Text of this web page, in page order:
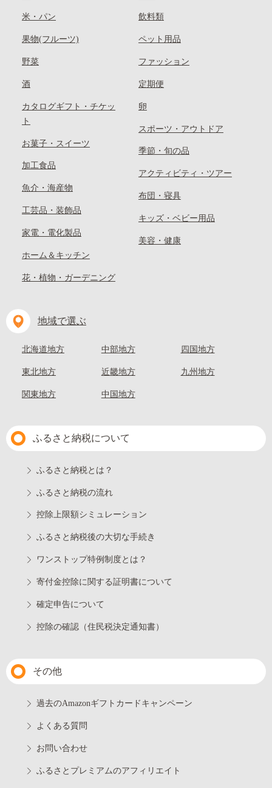
米・パン
果物(フルーツ)
野菜
酒
カタログギフト・チケッ
ト
お菓子・スイーツ
加工食品
魚介・海産物
工芸品・装飾品
家電・電化製品
ホーム＆キッチン
花・植物・ガーデニング
飲料類
ペット用品
ファッション
定期便
卵
スポーツ・アウトドア
季節・旬の品
アクティビティ・ツアー
布団・寝具
キッズ・ベビー用品
美容・健康
地域で選ぶ
北海道地方
東北地方
関東地方
中部地方
近畿地方
中国地方
四国地方
九州地方
ふるさと納税について
ふるさと納税とは？
ふるさと納税の流れ
控除上限額シミュレーション
ふるさと納税後の大切な手続き
ワンストップ特例制度とは？
寄付金控除に関する証明書について
確定申告について
控除の確認（住民税決定通知書）
その他
過去のAmazonギフトカードキャンペーン
よくある質問
お問い合わせ
ふるさとプレミアムのアフィリエイト